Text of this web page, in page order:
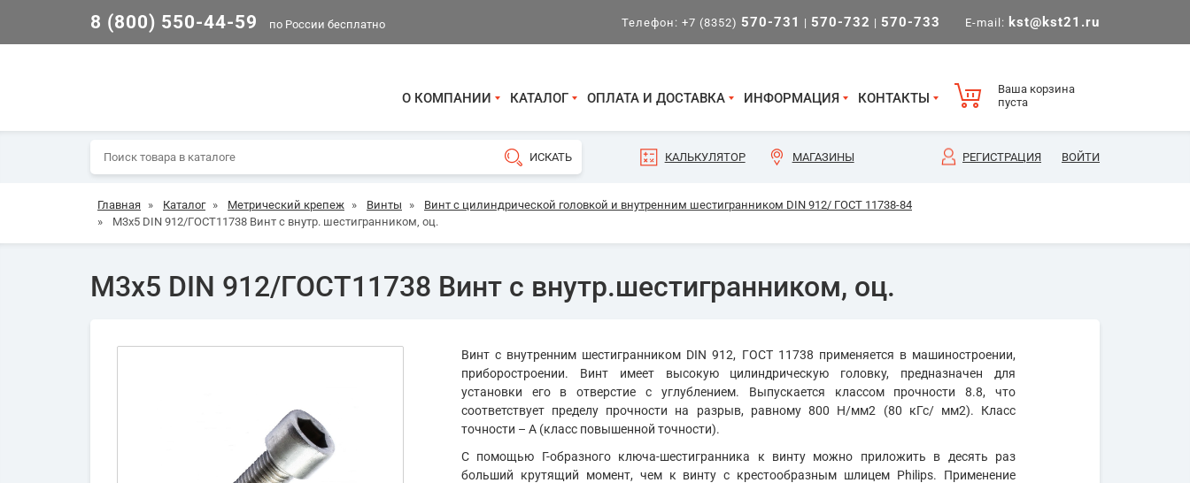
8 (800) 550-44-59 по России бесплатно Телефон: +7 (8352) 570-731 | 570-732 | 570-733 E-mail: kst@kst21.ru
О КОМПАНИИ КАТАЛОГ ОПЛАТА И ДОСТАВКА ИНФОРМАЦИЯ КОНТАКТЫ
Ваша корзина
пуста
КАЛЬКУЛЯТОР МАГАЗИНЫ РЕГИСТРАЦИЯ ВОЙТИ
Главная » Каталог » Метрический крепеж » Винты »
Винт с цилиндрической головкой и внутренним шестигранником DIN 912/ ГОСТ 11738-84
»
М3х5 DIN 912/ГОСТ11738 Винт с внутр. шестигранником, оц.
М3х5 DIN 912/ГОСТ11738 Винт с внутр.шестигранником, оц.
Винт с внутренним шестигранником DIN 912, ГОСТ 11738 применяется в машиностроении,
приборостроении. Винт имеет высокую цилиндрическую головку, предназначен для
установки его в отверстие с углублением. Выпускается классом прочности 8.8, что
соответствует пределу прочности на разрыв, равному 800 Н/мм2 (80 кГс/ мм2). Класс
точности – А (класс повышенной точности).
С помощью Г-образного ключа-шестигранника к винту можно приложить в десять раз
больший крутящий момент, чем к винту с крестообразным шлицем Philips. Применение